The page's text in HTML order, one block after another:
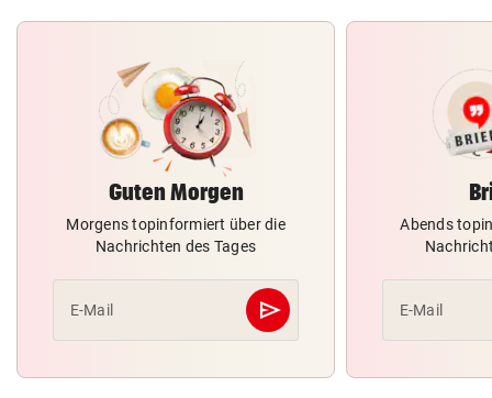
Guten Morgen
Morgens topinformiert über die
Nachrichten des Tages
E-Mail send
Abschicken
Abends
E-Mail